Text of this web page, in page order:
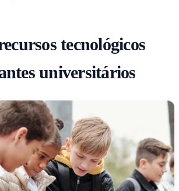
tecnológicos
universitários